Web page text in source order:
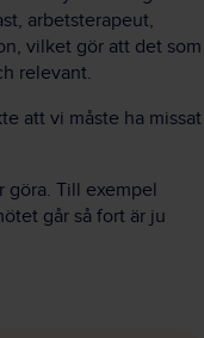
arbetsterapeut,
vilket gör att det som
relevant.
att vi måste ha missat
göra. Till exempel
går så fort är ju